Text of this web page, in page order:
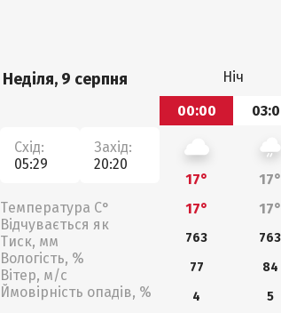
Неділя, 9 серпня
Схід:
05:29
Захід:
20:20
Температура С°
Відчувається як
Тиск, мм
Вологість, %
Вітер, м/с
Ймовірність опадів, %
Ніч
00:00
17° 17°
17°
17°
763 763
77
84
4
5